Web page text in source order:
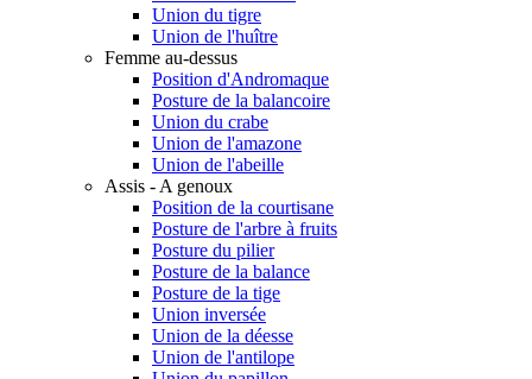
Union du tigre
Union de l'huître
Femme au-dessus
Position d'Andromaque
Posture de la balancoire
Union du crabe
Union de l'amazone
Union de l'abeille
Assis - A genoux
Position de la courtisane
Posture de l'arbre à fruits
Posture du pilier
Posture de la balance
Posture de la tige
Union inversée
Union de la déesse
Union de l'antilope